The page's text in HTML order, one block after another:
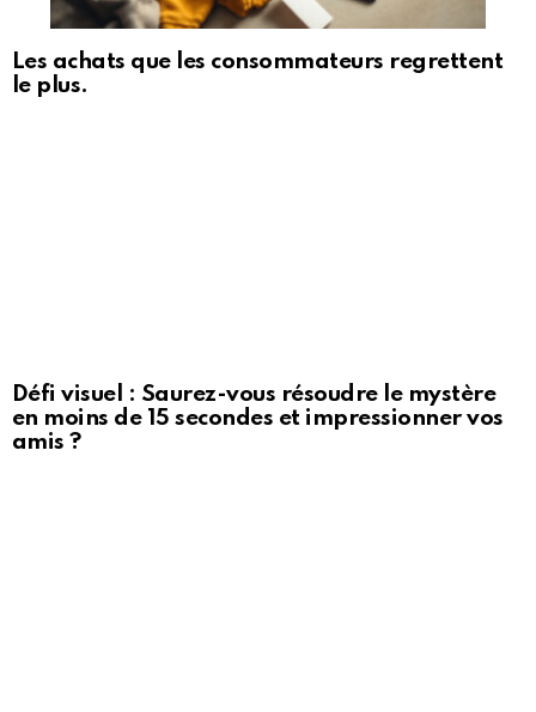
Les achats que les consommateurs regrettent
le plus.
Défi visuel : Saurez-vous résoudre le mystère
en moins de 15 secondes et impressionner vos
amis ?